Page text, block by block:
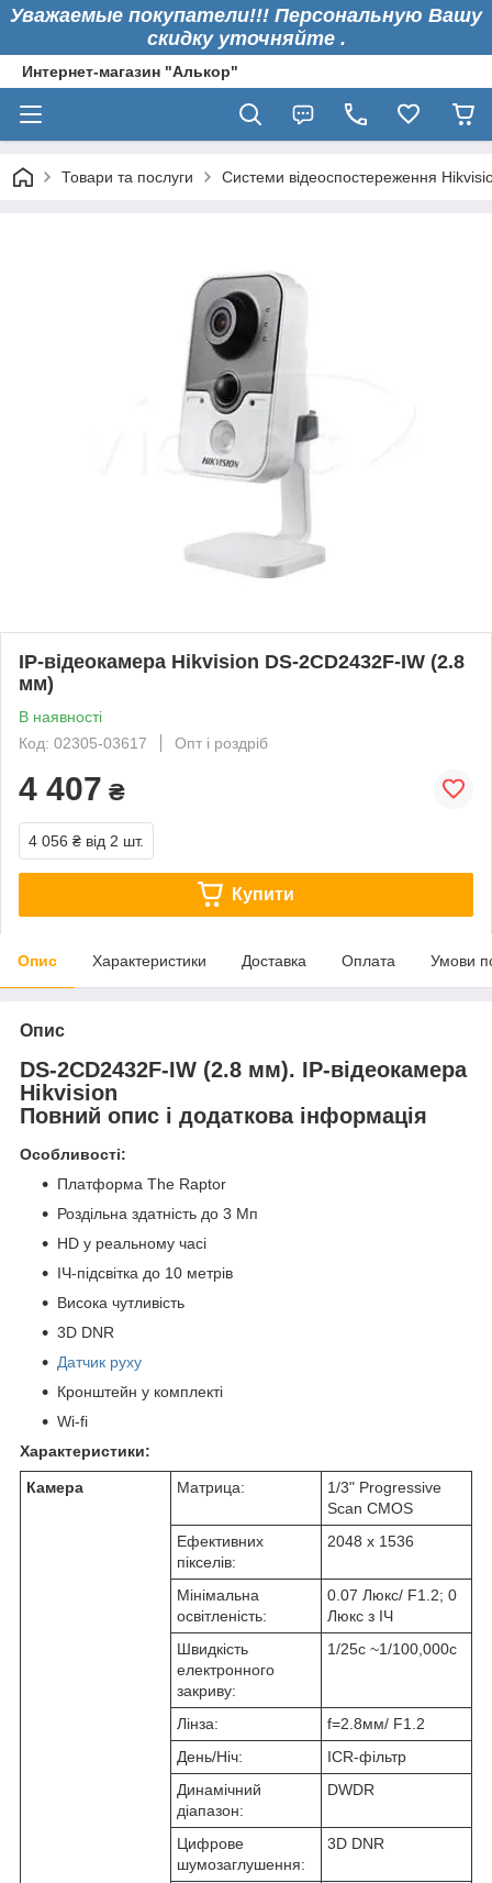
Уважаемые покупатели!!! Персональную Вашу
скидку уточняйте .
Интернет-магазин "Алькор"
Товари та послуги Системи відеоспостереження
IP-відеокамера Hikvision DS-2CD2432F-IW (2.8
мм)
В наявності
Код: 02305-03617
Опт і роздріб
4 407 ₴
4 056 ₴ від 2 шт.
Купити
Опис Характеристики Доставка Оплата Умови
Опис
DS-2CD2432F-IW (2.8 мм). IP-відеокамера
Hikvision
Повний опис і додаткова інформація
Особливості:
Платформа The Raptor
Роздільна здатність до 3 Мп
HD у реальному часі
ІЧ-підсвітка до 10 метрів
Висока чутливість
3D DNR
Датчик руху
Кронштейн у комплекті
Wi-fi
Характеристики:
Камера Матрица:
1/3" Progressive
Scan CMOS
Ефективних
пікселів:
2048 х 1536
Мінімальна
освітленість:
0.07 Люкс/ F1.2; 0
Люкс з ІЧ
Швидкість
електронного
закриву:
1/25с ~1/100,000с
Лінза:
f=2.8мм/ F1.2
День/Ніч:
ICR-фільтр
Динамічний
діапазон:
DWDR
Цифрове
шумозаглушення:
3D DNR